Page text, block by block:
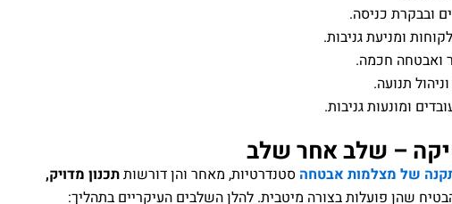
ובבקרת כניסה.
ומניעת גניבות.
ואבטחה חכמה.
תנועה.
ומונעות גניבות.
– שלב אחר שלב
של מצלמות אבטחה סטנדרטיות, מאחר והן דורשותתכנון מדויק,
שהן פועלות בצורה מיטבית. להלן השלבים העיקריים בתהליך: